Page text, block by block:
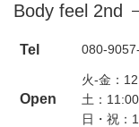
Body feel 2nd
Tel 080-
Open
火-金：
土：
日・祝：